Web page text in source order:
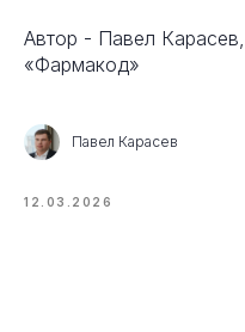
Автор - Павел
«Фармакод»
Павел Карасев
12.03.2026